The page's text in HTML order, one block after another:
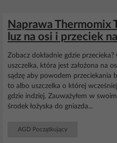
Naprawa Thermomix
luz na osi i przeciek
Zobacz dokładnie gdzie
uszczelka, która jest założona na
sądzę aby powodem przeciekania
to albo uszczelka o której
gdzie indziej. Zauważyłem w
środek łożyska do gniazda...
AGD Początkujący